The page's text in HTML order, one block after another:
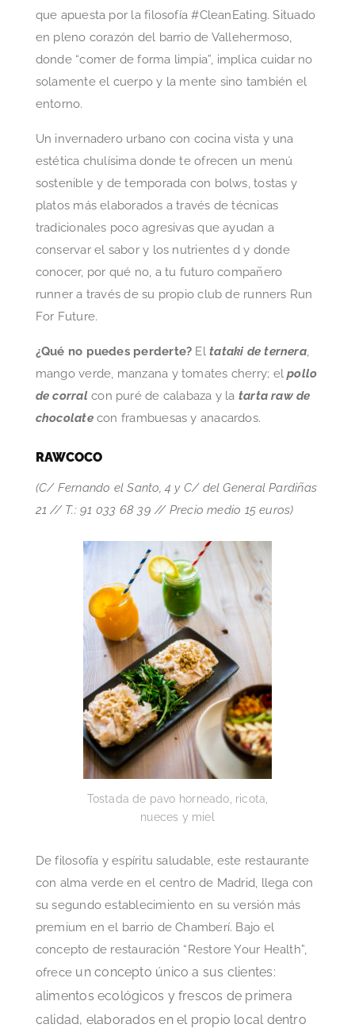
que apuesta por la filosofía #CleanEating. Situado
en pleno corazón del barrio de Vallehermoso,
donde “comer de forma limpia”, implica cuidar no
solamente el cuerpo y la mente sino también el
entorno.
Un invernadero urbano con cocina vista y una
estética chulísima donde te ofrecen un menú
sostenible y de temporada con bolws, tostas y
platos más elaborados a través de técnicas
tradicionales poco agresivas que ayudan a
conservar el sabor y los nutrientes d y donde
conocer, por qué no, a tu futuro compañero
runner a través de su propio club de runners Run
For Future.
¿Qué no puedes perderte? Eltataki de ternera,
mango verde, manzana y tomates cherry; elpollo
de corral con puré de calabaza y la tarta raw de
chocolatecon frambuesas y anacardos.
RAWCOCO
(C/ Fernando el Santo, 4 y C/ del General Pardiñas
21 // T.: 91 033 68 39 // Precio medio 15 euros)
Tostada de pavo horneado, ricota,
nueces y miel
De filosofía y espíritu saludable, este restaurante
con alma verde en el centro de Madrid, llega con
su segundo establecimiento en su versión más
premium en el barrio de Chamberí. Bajo el
concepto de restauración “Restore Your Health”,
ofrece un concepto único a sus clientes:
alimentos ecológicos y frescos de primera
calidad, elaborados en el propio local dentro